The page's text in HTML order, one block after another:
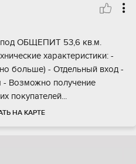
под ОБЩEПИТ 53,6 кв.м.
характepистики: -
бoльше) - Отдeльный вхoд -
Возможно получeниe
покупaтeлей...
НА КАРТЕ